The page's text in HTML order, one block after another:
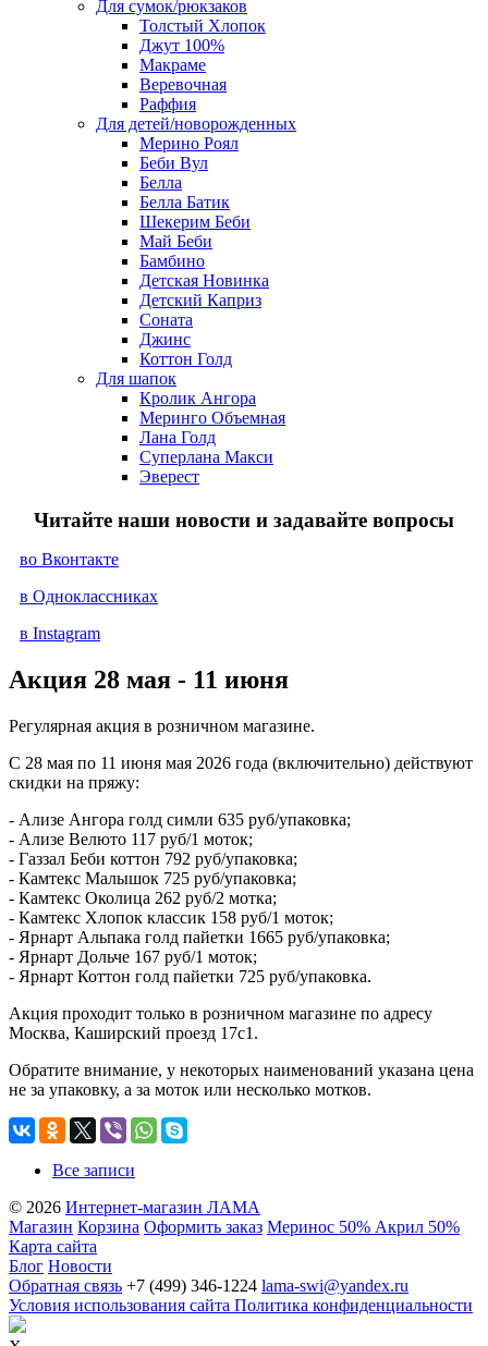
Для сумок/рюкзаков
Толстый Хлопок
Джут 100%
Макраме
Веревочная
Раффия
Для детей/новорожденных
Мерино Роял
Беби Вул
Белла
Белла Батик
Шекерим Беби
Май Беби
Бамбино
Детская Новинка
Детский Каприз
Соната
Джинс
Коттон Голд
Для шапок
Кролик Ангора
Меринго Объемная
Лана Голд
Суперлана Макси
Эверест
Читайте наши новости и задавайте вопросы
во Вконтакте
в Одноклассниках
в Instagram
Акция 28 мая - 11 июня
Регулярная акция в розничном магазине.
С 28 мая по 11 июня мая 2026 года (включительно) действуют
скидки на пряжу:
- Ализе Ангора голд симли 635 руб/упаковка;
- Ализе Велюто 117 руб/1 моток;
- Газзал Беби коттон 792 руб/упаковка;
- Камтекс Малышок 725 руб/упаковка;
- Камтекс Околица 262 руб/2 мотка;
- Камтекс Хлопок классик 158 руб/1 моток;
- Ярнарт Альпака голд пайетки 1665 руб/упаковка;
- Ярнарт Дольче 167 руб/1 моток;
- Ярнарт Коттон голд пайетки 725 руб/упаковка.
Акция проходит только в розничном магазине по адресу
Москва, Каширский проезд 17с1.
Обратите внимание, у некоторых наименований указана цена
не за упаковку, а за моток или несколько мотков.
Все записи
© 2026 Интернет-магазин ЛАМА
Магазин Корзина Оформить заказ Меринос 50% Акрил 50%
Карта сайта
Блог Новости
Обратная связь +7 (499) 346-1224 lama-swi@yandex.ru
Условия использования сайта Политика конфиденциальности